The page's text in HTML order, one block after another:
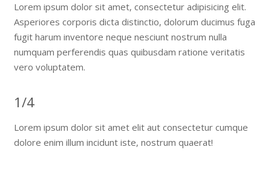
Lorem ipsum dolor sit amet, consectetur adipisicing elit.
Asperiores corporis dicta distinctio, dolorum ducimus fuga
fugit harum inventore neque nesciunt nostrum nulla
numquam perferendis quas quibusdam ratione veritatis
vero voluptatem.
1/4
Lorem ipsum dolor sit amet elit aut consectetur cumque
dolore enim illum incidunt iste, nostrum quaerat!